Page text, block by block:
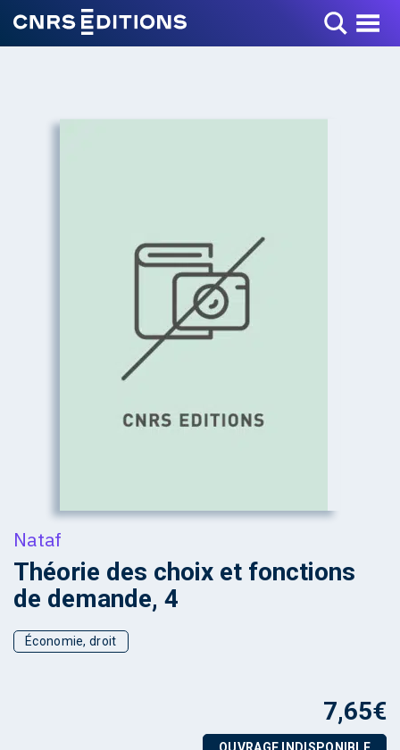
Toggle Menu
Nataf
Théorie des choix et fonctions
de demande, 4
Économie, droit
7,65€